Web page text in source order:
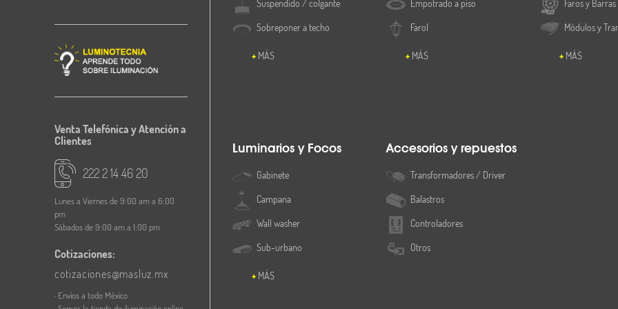
Venta Telefónica y Atención a
Clientes
222 2 14 46 20
Lunes a Viernes de 9:00 am a 6:00
pm
Sábados de 9:00 am a 1:00 pm
Cotizaciones:
cotizaciones@masluz.mx
· Envíos a todo México
Suspendido / colgante
Sobreponer a techo
MÁS
Empotrado a piso
Farol
MÁS
Faros y Barras
Módulos y
MÁS
Luminarios y Focos
Gabinete
Campana
Wall washer
Sub-urbano
MÁS
Accesorios y repuestos
Transformadores / Driver
Balastros
Controladores
Otros